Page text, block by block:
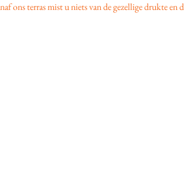
ons terras mist u niets van de gezellige drukte en